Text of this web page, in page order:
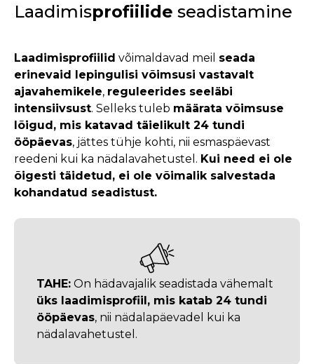
Laadimisprofiilide seadistamine
Laadimisprofiilid võimaldavad meil seada
erinevaid lepingulisi võimsusi vastavalt
ajavahemikele, reguleerides seeläbi
intensiivsust. Selleks tuleb määrata võimsuse
lõigud, mis katavad täielikult 24 tundi
ööpäevas, jättes tühje kohti, nii esmaspäevast
reedeni kui ka nädalavahetustel. Kui need ei ole
õigesti täidetud, ei ole võimalik salvestada
kohandatud seadistust.
TAHE: On hädavajalik seadistada vähemalt
üks laadimisprofiil, mis katab 24 tundi
ööpäevas, nii nädalapäevadel kui ka
nädalavahetustel.